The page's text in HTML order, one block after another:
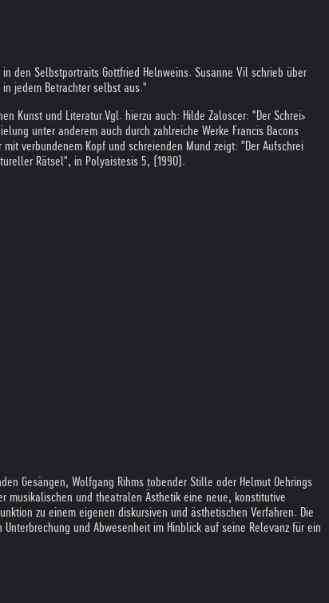
den Selbstportraits Gottfried Helnweins. Susanne Vil schrieb über
jedem Betrachter selbst aus."
Kunst und Literatur.Vgl. hierzu auch: Hilde Zaloscer: "Der Schrei>
unter anderem auch durch zahlreiche Werke Francis Bacons
verbundenem Kopf und schreienden Mund zeigt: "Der Aufschrei
Rätsel", in Polyaistesis 5, (1990).
Gesängen, Wolfgang Rihms tobender Stille oder Helmut Oehrings
musikalischen und theatralen Ästhetik eine neue, konstitutive
zu einem eigenen diskursiven und ästhetischen Verfahren. Die
und Abwesenheit im Hinblick auf seine Relevanz für ein